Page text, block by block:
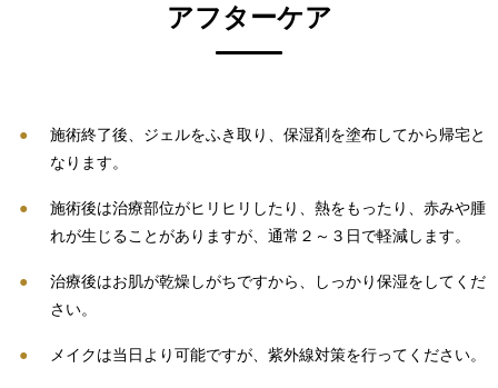
アフターケア
施術終了後、ジェルをふき取り、保湿剤を塗布してから帰宅と
なります。
施術後は治療部位がヒリヒリしたり、熱をもったり、赤みや腫
れが生じることがありますが、通常２～３日で軽減します。
治療後はお肌が乾燥しがちですから、しっかり保湿をしてくだ
さい。
メイクは当日より可能ですが、紫外線対策を行ってください。